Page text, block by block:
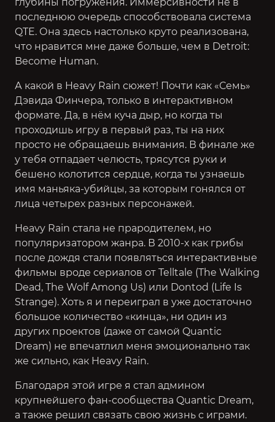
последнюю очередь способствовала система
QTE. Она здесь настолько круто реализована,
что нравится мне даже больше, чем в Detroit:
Become Human.
А какой в Heavy Rain сюжет! Почти как «Семь»
Дэвида Финчера, только в интерактивном
формате. Да, в нём куча дыр, но когда ты
проходишь игру в первый раз, ты на них
просто не обращаешь внимания. В финале же
у тебя отпадает челюсть, трясутся руки и
бешено колотится сердце, когда ты узнаешь
имя маньяка-убийцы, за которым гонялся от
лица четырех разных персонажей.
Heavy Rain стала не прародителем, но
популяризатором жанра. В 2010-х как грибы
после дождя стали появляться интерактивные
фильмы вроде сериалов от Telltale (The Walking
Dead, The Wolf Among Us) или Dontod (Life Is
Strange). Хоть я и переиграл в уже достаточно
большое количество «кинца», ни один из
других проектов (даже от самой Quantic
Dream) не впечатлил меня эмоционально так
же сильно, как Heavy Rain.
Благодаря этой игре я стал админом
крупнейшего фан-сообщества Quantic Dream,
а также решил связать свою жизнь с играми.